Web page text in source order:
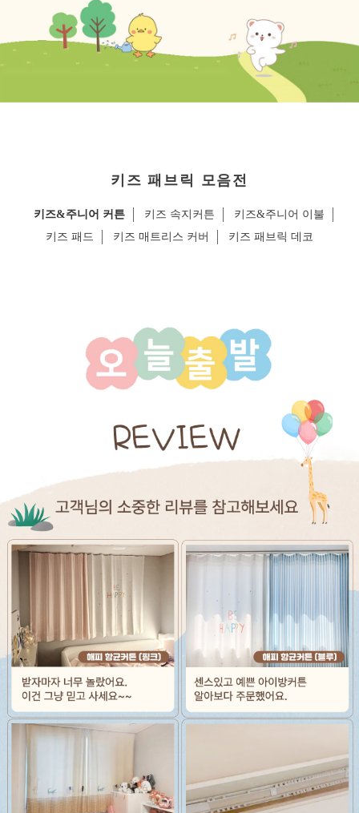
키즈 패브릭 모음전
키즈&주니어 커튼 키즈 속지커튼
키즈&주니어 이불
키즈 패드
키즈 매트리스 커버 키즈 패브릭 데코